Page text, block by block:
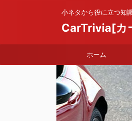
小ネタから役に立つ知
CarTrivia[カ
ホーム